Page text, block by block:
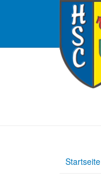
Startseite